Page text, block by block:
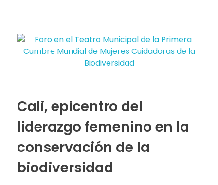
Cali, epicentro del
liderazgo femenino en la
conservación de la
biodiversidad